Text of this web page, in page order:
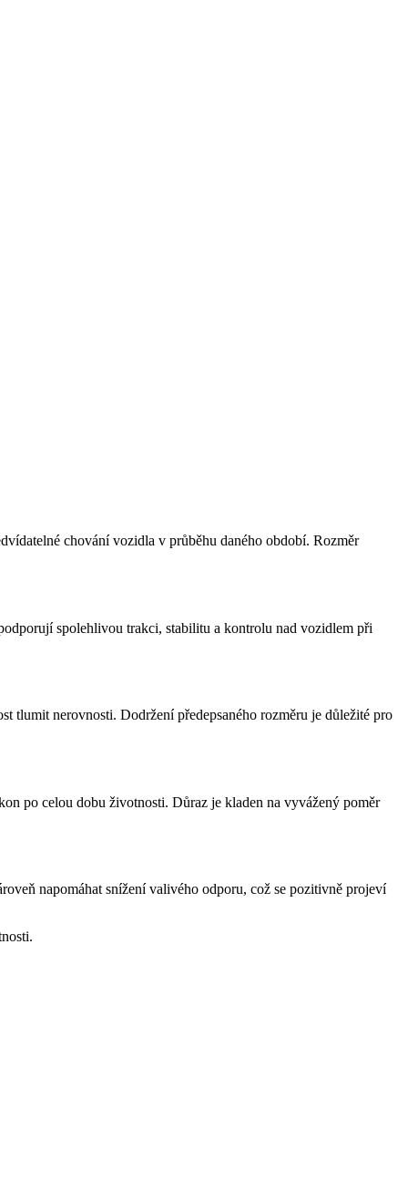
chování vozidla v průběhu daného období. Rozměr
spolehlivou trakci, stabilitu a kontrolu nad vozidlem při
tlumit nerovnosti. Dodržení předepsaného rozměru je důležité pro
po celou dobu životnosti. Důraz je kladen na vyvážený poměr
napomáhat snížení valivého odporu, což se pozitivně projeví